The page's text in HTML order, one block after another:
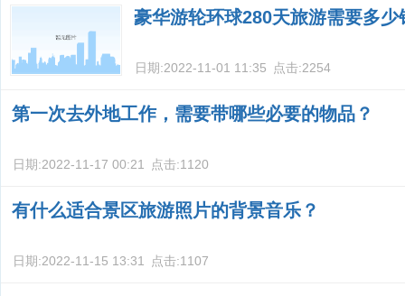
豪华游轮环球280天旅游需要多少
日期:2022-11-01 11:35 点击:2254
第一次去外地工作，需要带哪些必要的物品？
日期:2022-11-17 00:21 点击:1120
有什么适合景区旅游照片的背景音乐？
日期:2022-11-15 13:31 点击:1107